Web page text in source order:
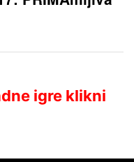
igre klikni